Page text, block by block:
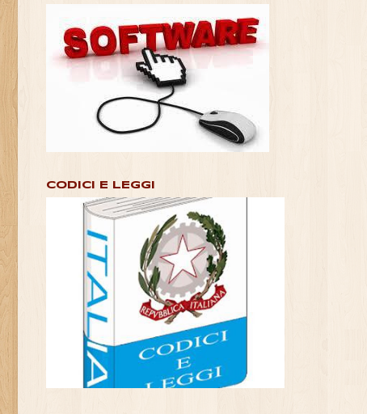
CODICI E LEGGI